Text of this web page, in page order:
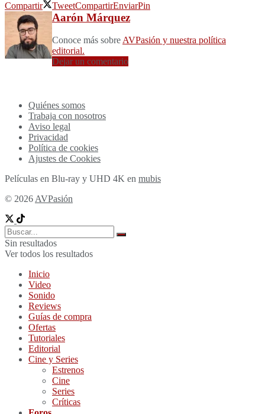
Compartir
TweetCompartirEnviarPin
Aarón Márquez
Conoce más sobreAVPasión y nuestra política
editorial.
Dejar un comentario
Quiénes somos
Trabaja con nosotros
Aviso legal
Privacidad
Política de cookies
Ajustes de Cookies
Películas en Blu-ray y UHD 4K en mubis
© 2026AVPasión
Sin resultados
Ver todos los resultados
Inicio
Video
Sonido
Reviews
Guías de compra
Ofertas
Tutoriales
Editorial
Cine y Series
Estrenos
Cine
Series
Críticas